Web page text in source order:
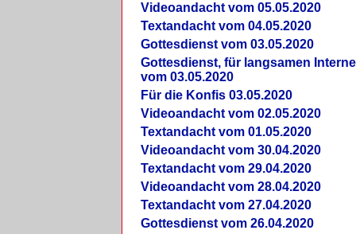
Videoandacht vom 05.05.2020
Textandacht vom 04.05.2020
Gottesdienst vom 03.05.2020
Gottesdienst, für langsamen
vom 03.05.2020
Für die Konfis 03.05.2020
Videoandacht vom 02.05.2020
Textandacht vom 01.05.2020
Videoandacht vom 30.04.2020
Textandacht vom 29.04.2020
Videoandacht vom 28.04.2020
Textandacht vom 27.04.2020
Gottesdienst vom 26.04.2020